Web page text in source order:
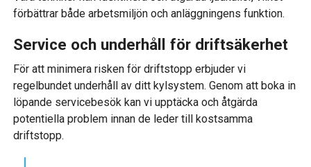
förbättrar både arbetsmiljön och anläggningens funktion.
Service och underhåll för driftsäkerhet
För att minimera risken för driftstopp erbjuder vi
regelbundet underhåll av ditt kylsystem. Genom att boka in
löpande servicebesök kan vi upptäcka och åtgärda
potentiella problem innan de leder till kostsamma
driftstopp.